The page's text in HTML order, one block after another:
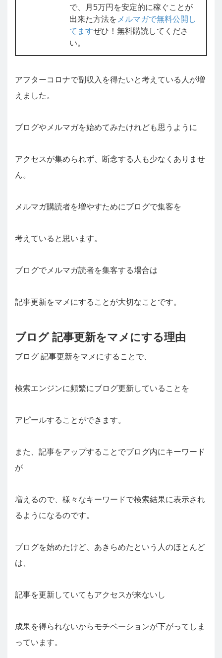
で、月5万円を安定的に稼ぐことが
出来た方法を メルマガで無料公開し
てますぜひ！無料購読してくださ
い。
アフターコロナで副収入を得たいと考えている人が増
えました。
ブログやメルマガを始めてみたけれども思うように
アクセスが集められず、断念する人も少なくありませ
ん。
メルマガ購読者を増やすためにブログで集客を
考えていると思います。
ブログでメルマガ読者を集客する場合は
記事更新をマメにすることが大切なことです。
ブログ 記事更新をマメにする理由
ブログ 記事更新をマメにすることで、
検索エンジンに頻繁にブログ更新していることを
アピールすることができます。
また、記事をアップすることでブログ内にキーワード
が
増えるので、様々なキーワードで検索結果に表示され
るようになるのです。
ブログを始めたけど、あきらめたという人のほとんど
は、
記事を更新していてもアクセスが来ないし
成果を得られないからモチベーションが下がってしま
っています。